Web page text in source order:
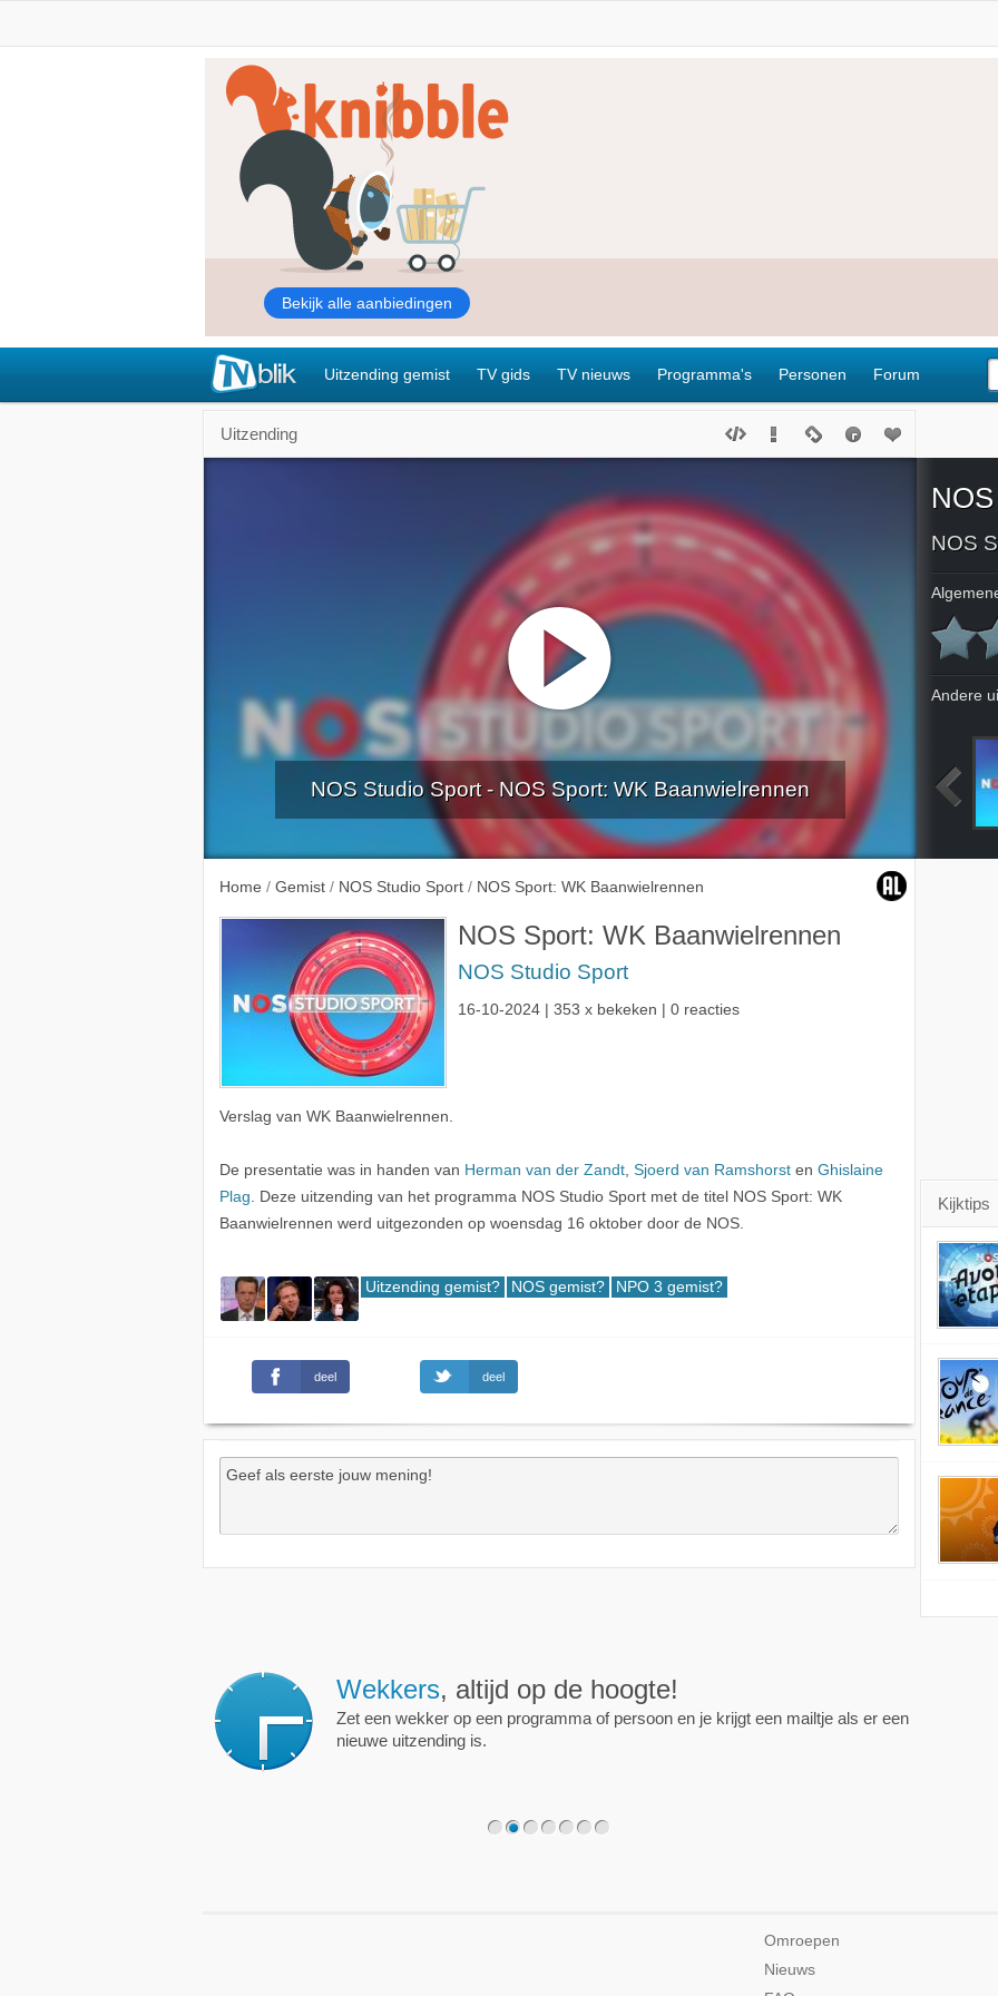
Uitzending gemist TV gids TV nieuws Programma's Personen Forum
Uitzending
NOS Studio Sport - NOS Sport: WK Baanwielrennen
Home / Gemist / NOS Studio Sport / NOS Sport: WK Baanwielrennen
NOS Sport: WK Baanwielrennen
NOS Studio Sport
16-10-2024 | 353 x bekeken | 0 reacties
Verslag van WK Baanwielrennen.
De presentatie was in handen van Herman van der Zandt Sjoerd van Ramshorst en Ghislaine
Plag . Deze uitzending van het programma NOS Studio Sport met de titel NOS Sport: WK
Baanwielrennen werd uitgezonden op woensdag 16 oktober door de NOS.
Uitzending gemist? NOS gemist? NPO 3 gemist?
deel deel
NOS
Andere
12-10-2024 Live Live
Kijktips
Wekkers, altijd op de hoogte!
Zet een wekker op een programma of persoon en je krijgt een mailtje als er een
nieuwe uitzending is.
Omroepen
Nieuws